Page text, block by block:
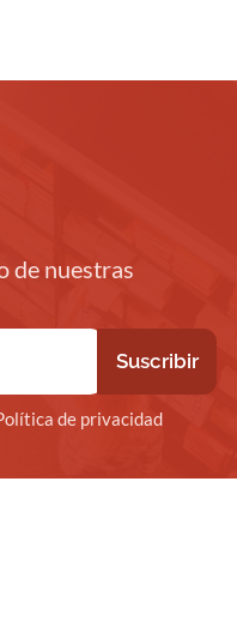
de nuestras
de privacidad